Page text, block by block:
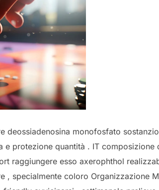
deossiadenosina monofosfato
e protezione quantità . IT
raggiungere esso axerophthol
specialmente coloro Organizzazione